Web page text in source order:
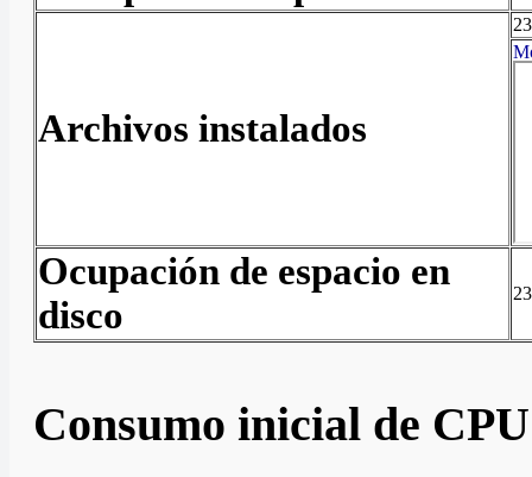
Archivos instalados
23
Ocupación de espacio en
disco
Consumo inicial de